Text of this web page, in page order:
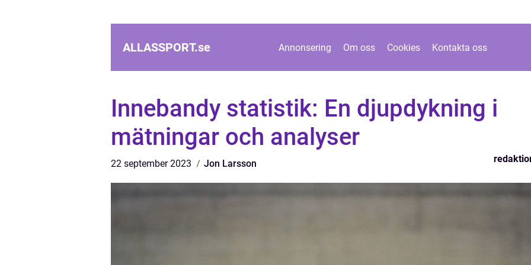
ALLASSPORT.se Annonsering Om oss Cookies Kontakta oss
Innebandy statistik: En djupdykning i
mätningar och analyser
22 september 2023 Jon Larsson